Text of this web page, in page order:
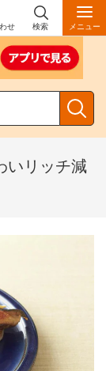
せ 検索 メニュー
いリッチ減